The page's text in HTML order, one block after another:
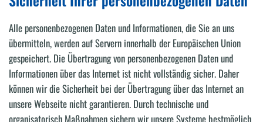
Alle personenbezogenen Daten und Informationen, die Sie an uns
übermitteln, werden auf Servern innerhalb der Europäischen Union
gespeichert. Die Übertragung von personenbezogenen Daten und
Informationen über das Internet ist nicht vollständig sicher. Daher
können wir die Sicherheit bei der Übertragung über das Internet an
unsere Webseite nicht garantieren. Durch technische und
organisatorisch Maßnahmen sichern wir unsere Systeme bestmöglich